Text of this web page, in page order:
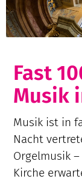
Fast
Musik
Musik ist in
Nacht
Orgelmusik
Kirche